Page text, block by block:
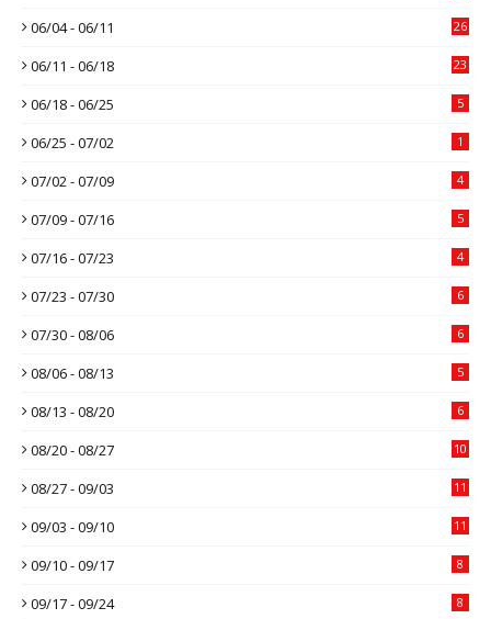
06/04 - 06/11 26
06/11 - 06/18 23
06/18 - 06/25 5
06/25 - 07/02 1
07/02 - 07/09 4
07/09 - 07/16 5
07/16 - 07/23 4
07/23 - 07/30 6
07/30 - 08/06 6
08/06 - 08/13 5
08/13 - 08/20 6
08/20 - 08/27 10
08/27 - 09/03 11
09/03 - 09/10 11
09/10 - 09/17 8
09/17 - 09/24 8